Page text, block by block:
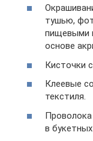
тушью,
пищевыми
основе
Кисточки
Клеевые
текстиля.
в